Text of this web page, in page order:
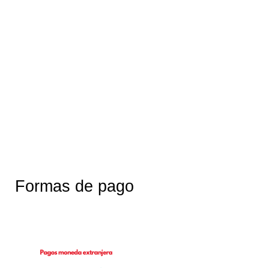
Formas de pago